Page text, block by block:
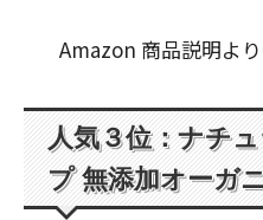
Amazon 商品説明よ
人気３位：ナチ
プ 無添加オーガ